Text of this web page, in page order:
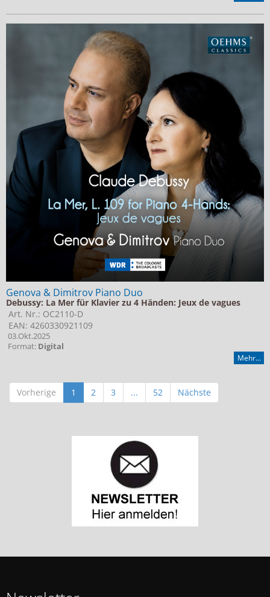
Genova & Dimitrov Piano Duo
Debussy: La Mer für Klavier zu 4 Händen: Jeux de vagues
Art. Nr.: OC2110-D
EAN: 4260330921109
03.Okt.2025
Format: Digital
Mehr...
Vorherige 1 2 3 ... 52 Nächste